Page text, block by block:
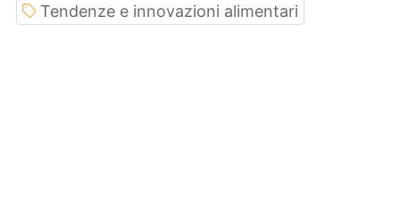
Tendenze e innovazioni alimentari